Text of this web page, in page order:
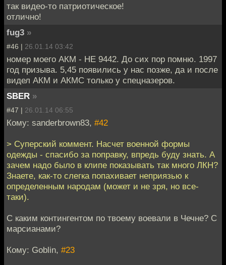
так видео-то патриотическое!
отлично!
fug3 »
#46 | 26.01.14 03:42
номер моего АКМ - НЕ 9442. До сих пор помню. 1997
год призыва. 5,45 появились у нас позже, да и после
видел АКМ и АКМС только у спецназеров.
SBER »
#47 | 26.01.14 06:55
Кому: sanderbrown83, #42
> Суперский коммент. Насчет военной формы
одежды - спасибо за поправку, впредь буду знать. А
зачем надо было в клипе показывать так много ЛКН?
Знаете, как-то слегка попахивает неприязью к
определенным народам (может и не зря, но все-
таки).
С каким контингентом по твоему воевали в Чечне? С
марсианами?
Кому: Goblin, #23